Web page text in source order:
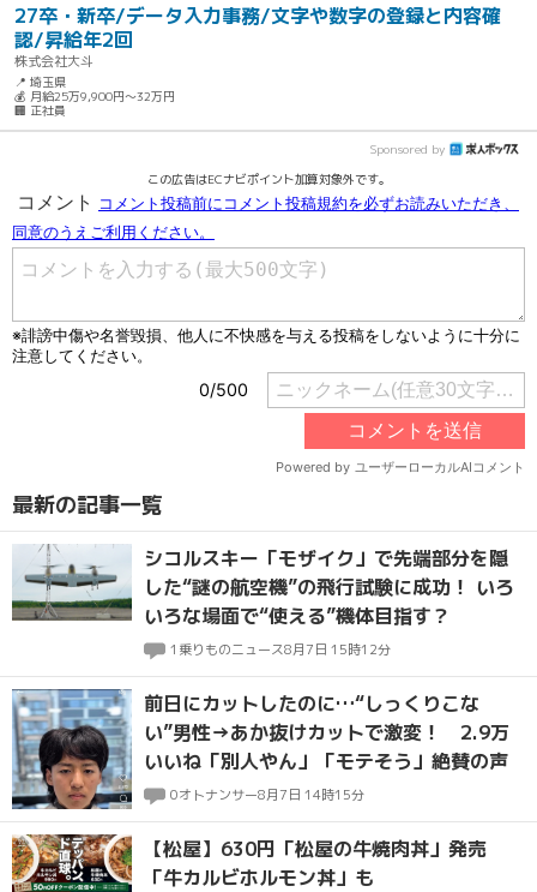
27卒・新卒/データ入力事務/文字や数字の登録と内容確
認/昇給年2回
株式会社大斗
📍 埼玉県
💰 月給25万9,900円～32万円
🏢 正社員
Sponsored by
この広告はECナビポイント加算対象外です。
最新の記事一覧
シコルスキー「モザイク」で先端部分を隠
した“謎の航空機”の飛行試験に成功！ いろ
いろな場面で“使える”機体目指す？
1 乗りものニュース8月7日 15時12分
前日にカットしたのに…“しっくりこな
い”男性→あか抜けカットで激変！ 2.9万
いいね「別人やん」「モテそう」絶賛の声
0オトナンサー8月7日 14時15分
【松屋】630円「松屋の牛焼肉丼」発売
「牛カルビホルモン丼」も